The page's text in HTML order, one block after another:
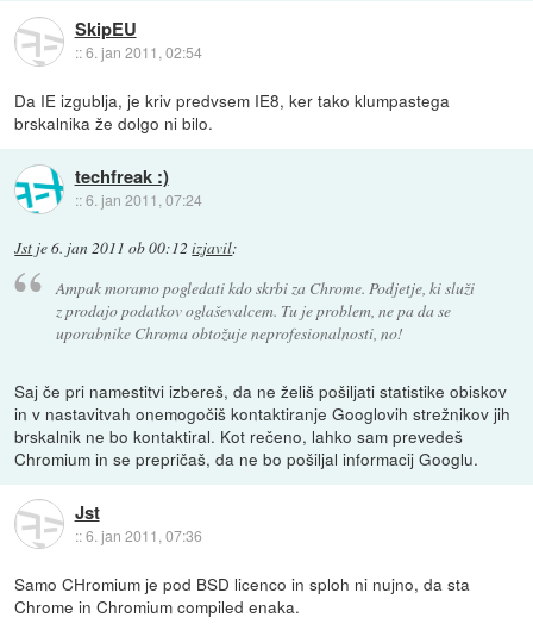
SkipEU
::6. jan 2011, 02:54
Da IE izgublja, je kriv predvsem IE8, ker tako klumpastega
brskalnika že dolgo ni bilo.
techfreak :)
::6. jan 2011, 07:24
Jst je6. jan 2011 ob 00:12 izjavil:
Ampak moramo pogledati kdo skrbi za Chrome. Podjetje, ki služi
z prodajo podatkov oglaševalcem. Tu je problem, ne pa da se
uporabnike Chroma obtožuje neprofesionalnosti, no!
Saj če pri namestitvi izbereš, da ne želiš pošiljati statistike obiskov
in v nastavitvah onemogočiš kontaktiranje Googlovih strežnikov jih
brskalnik ne bo kontaktiral. Kot rečeno, lahko sam prevedeš
Chromium in se prepričaš, da ne bo pošiljal informacij Googlu.
Jst
::6. jan 2011, 07:36
Samo CHromium je pod BSD licenco in sploh ni nujno, da sta
Chrome in Chromium compiled enaka.